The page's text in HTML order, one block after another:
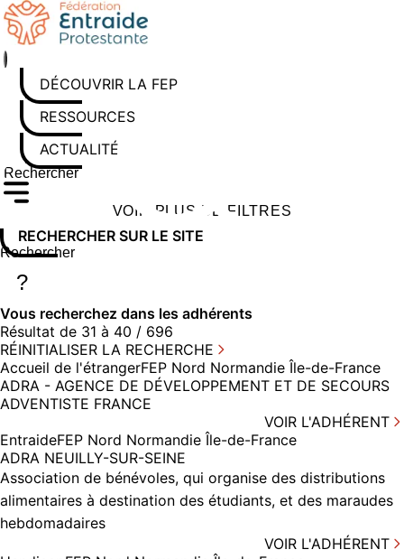
Aller
au
contenu
DÉCOUVRIR LA FEP
RESSOURCES
ACTUALITÉS
Rechercher sur le site
Saisissez au moins 3 caractères pour lancer la recherche
VOIR PLUS DE FILTRES
RECHERCHER SUR LE SITE
Rechercher sur le site
Saisissez au moins 3 caractères pour lancer la recherche
?
Vous recherchez dans les adhérents
Résultat de 31 à 40 / 696
RÉINITIALISER LA RECHERCHE
Accueil de l'étrangerFEP Nord Normandie Île-de-France
ADRA - AGENCE DE DÉVELOPPEMENT ET DE SECOURS
ADVENTISTE FRANCE
VOIR L'ADHÉRENT
EntraideFEP Nord Normandie Île-de-France
ADRA NEUILLY-SUR-SEINE
Association de bénévoles, qui organise des distributions
alimentaires à destination des étudiants, et des maraudes
hebdomadaires
VOIR L'ADHÉRENT